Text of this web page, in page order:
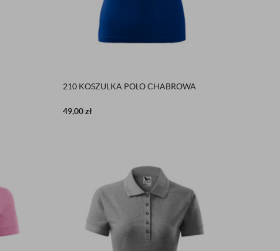
210 KOSZULKA POLO CHABROWA
49,00zł